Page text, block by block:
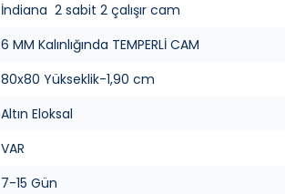
İndiana 2 sabit 2 çalışır cam
6 MM Kalınlığında TEMPERLİ CAM
80x80 Yükseklik-1,90 cm
Altın Eloksal
VAR
7-15 Gün